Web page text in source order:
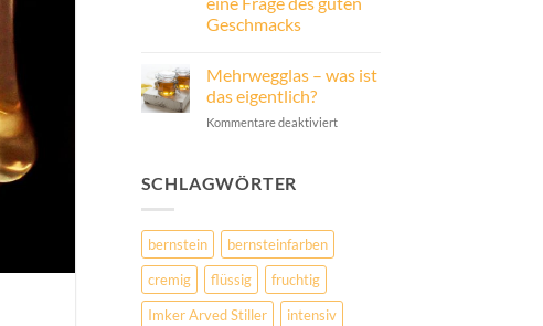
als
Investition
Geschmacks
zu
Flüssig
oder
cremig?
Beim
eine
guten
Geschmacks
Mehrwegglas – was ist
das eigentlich?
Kommentare deaktiviertfür
SCHLAGWÖRTER
bernstein
bernsteinfarben
cremig
flüssig
fruchtig
Imker Arved Stiller
intensiv